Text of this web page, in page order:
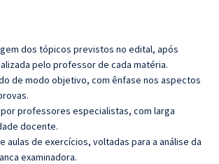
dos tópicos previstos no edital, após
pelo professor de cada matéria.
de modo objetivo, com ênfase nos aspectos
por professores especialistas, com larga
docente.
aulas de exercícios, voltadas para a análise da
examinadora.